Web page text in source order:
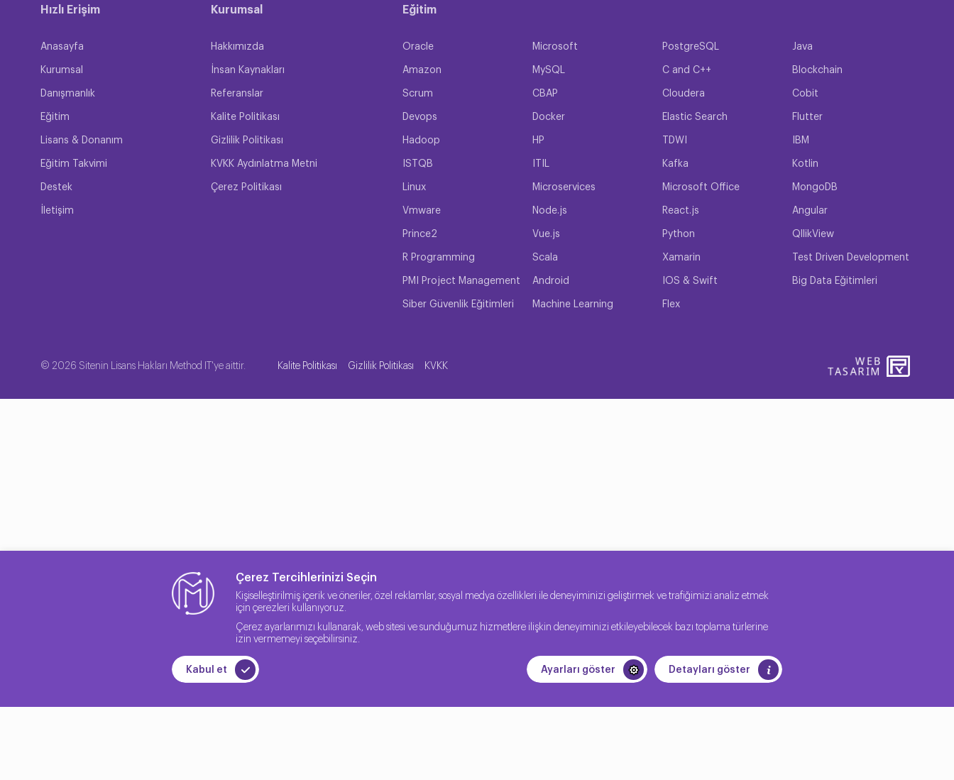
Hızlı Erişim
Anasayfa
Kurumsal
Danışmanlık
Eğitim
Lisans & Donanım
Eğitim Takvimi
Destek
İletişim
Kurumsal
Hakkımızda
İnsan Kaynakları
Referanslar
Kalite Politikası
Gizlilik Politikası
KVKK Aydınlatma Metni
Çerez Politikası
Eğitim
Oracle Microsoft PostgreSQL Java
Amazon MySQL C and C++ Blockchain
Scrum CBAP Cloudera Cobit
Devops Docker Elastic Search Flutter
Hadoop HP TDWI IBM
ISTQB ITIL Kafka Kotlin
Linux Microservices Microsoft Office MongoDB
Vmware Node.js React.js Angular
Prince2 Vue.js Python QllikView
R Programming Scala Xamarin Test Driven Development
PMI Project Management Android IOS & Swift Big Data Eğitimleri
Siber Güvenlik Eğitimleri Machine Learning Flex
© 2026 Sitenin Lisans Hakları Method IT'ye aittir. Kalite Politikası Gizlilik Politikası KVKK WEB
TASARIM
Çerez Tercihlerinizi Seçin
Kişiselleştirilmiş içerik ve öneriler, özel reklamlar, sosyal medya özellikleri ile deneyiminizi geliştirmek ve trafiğimizi analiz etmek
için çerezleri kullanıyoruz.
Çerez ayarlarımızı kullanarak, web sitesi ve sunduğumuz hizmetlere ilişkin deneyiminizi etkileyebilecek bazı toplama türlerine
izin vermemeyi seçebilirsiniz.
Kabul et Ayarları göster Detayları göster